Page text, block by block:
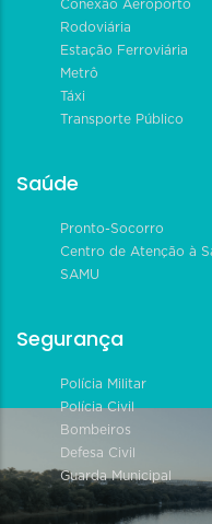
Conexão Aeroporto
Rodoviária
Estação Ferroviária
Metrô
Táxi
Transporte Público
Saúde
Pronto-Socorro
Centro de Atenção à
SAMU
Segurança
Polícia Militar
Polícia Civil
Bombeiros
Defesa Civil
Guarda Municipal